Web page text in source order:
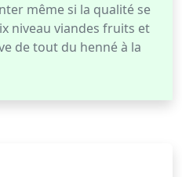
même si la qualité se
niveau viandes fruits et
de tout du henné à la